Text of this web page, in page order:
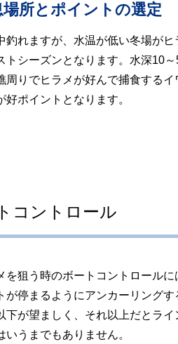
場所とポイントの選定
釣れますが、水温が低い冬場が
トシーズンとなります。水深10
周りでヒラメが好んで捕食する
好ポイントとなります。
コントロール
を狙う時のボートコントロール
が停まるようにアンカーリング
下が望ましく、それ以上だとラ
いうまでもありません。